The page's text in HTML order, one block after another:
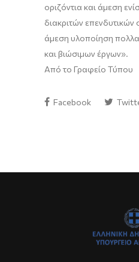
οριζόντια και άμεση
διακριτών επενδυτικών
άμεση υλοποίηση
και βιώσιμων έργων».
Από το Γραφείο Τύπου
Facebook